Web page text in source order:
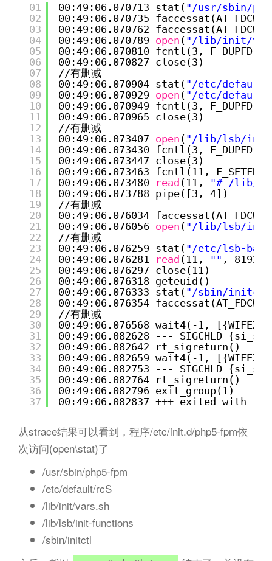
01
02
03
04
05
06
07
08
09
10
11
12
13
14
15
16
17
18
19
20
21
22
23
24
25
26
27
28
29
30
31
32
33
34
35
36
37
00:49:06.070713 stat( "/usr/sbin/
00:49:06.070735
00:49:06.070762
00:49:06.070789 open ( "/lib/init/
00:49:06.070810 fcntl(3, F_DUPFD,
00:49:06.070827 close(3)
//有删减
00:49:06.070904 stat( "/etc/default/
00:49:06.070929 open ( "/etc/default/
00:49:06.070949 fcntl(3, F_DUPFD,
00:49:06.070965 close(3)
//有删减
00:49:06.073407 open ( "/lib/lsb/init-
00:49:06.073430 fcntl(3, F_DUPFD,
00:49:06.073447 close(3)
00:49:06.073463 fcntl(11, F_SETFD,
00:49:06.073480
read (11, "# /lib/
00:49:06.073788 pipe([3, 4])
//有删减
00:49:06.076034
00:49:06.076056 open ( "/lib/lsb/init-
//有删减
00:49:06.076259 stat( "/etc/lsb-
00:49:06.076281
read (11, "" , 8192)
00:49:06.076297 close(11)
00:49:06.076318 geteuid()
00:49:06.076333 stat( "/sbin/
00:49:06.076354
//有删减
00:49:06.076568 wait4(-1,
00:49:06.082628 --- SIGCHLD
00:49:06.082642 rt_sigreturn()
00:49:06.082659 wait4(-1,
00:49:06.082753 --- SIGCHLD
00:49:06.082764 rt_sigreturn()
00:49:06.082796 exit_group(1)
00:49:06.082837 +++ exited with 1
从strace结果可以看到，程序/etc/init.d/php5-fpm依
次访问(open\stat)了
/usr/sbin/php5-fpm
/etc/default/rcS
/lib/init/vars.sh
/lib/lsb/init-functions
/sbin/initctl